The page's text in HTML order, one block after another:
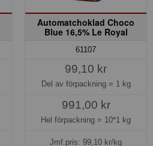
Automatchoklad Choco
Blue 16,5% Le Royal
61107
99,10 kr
Del av förpackning = 1 kg
991,00 kr
Hel förpackning = 10*1 kg
Jmf.pris: 99,10 kr/kg